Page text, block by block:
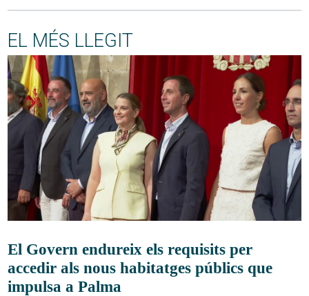
EL MÉS LLEGIT
El Govern endureix els requisits per
accedir als nous habitatges públics que
impulsa a Palma